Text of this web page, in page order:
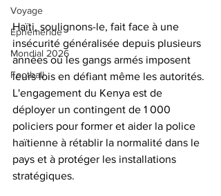
Voyage
Éphéméride
Mondial 2026
Football
Haïti, soulignons-le, fait face à une
insécurité généralisée depuis plusieurs
années où les gangs armés imposent
leurs lois en défiant même les autorités.
L'engagement du Kenya est de
déployer un contingent de 1 000
policiers pour former et aider la police
haïtienne à rétablir la normalité dans le
pays et à protéger les installations
stratégiques.